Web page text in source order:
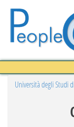
Università degli Studi